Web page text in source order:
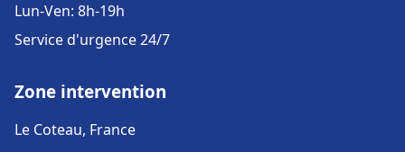
Lun-Ven: 8h-19h
Service d'urgence 24/7
Zone intervention
Le Coteau, France